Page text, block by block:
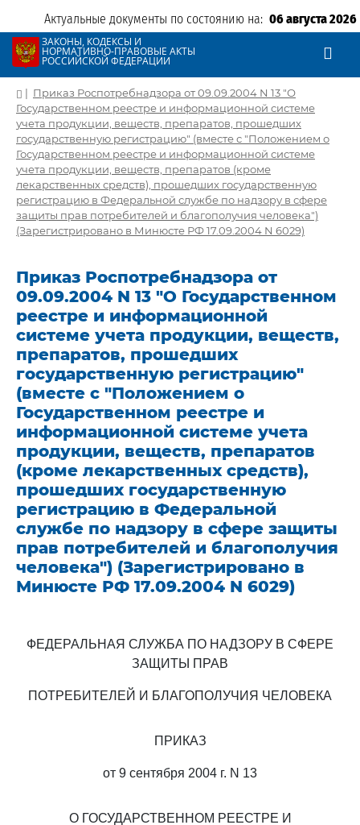
Актуальные документы по состоянию на: 06 августа 2026
ЗАКОНЫ, КОДЕКСЫ И
НОРМАТИВНО-ПРАВОВЫЕ АКТЫ
РОССИЙСКОЙ ФЕДЕРАЦИИ
| Приказ Роспотребнадзора от 09.09.2004 N 13 "О
Государственном реестре и информационной системе
учета продукции, веществ, препаратов, прошедших
государственную регистрацию" (вместе с "Положением о
Государственном реестре и информационной системе
учета продукции, веществ, препаратов (кроме
лекарственных средств), прошедших государственную
регистрацию в Федеральной службе по надзору в сфере
защиты прав потребителей и благополучия человека")
(Зарегистрировано в Минюсте РФ 17.09.2004 N 6029)
Приказ Роспотребнадзора от
09.09.2004 N 13 "О Государственном
реестре и информационной
системе учета продукции, веществ,
препаратов, прошедших
государственную регистрацию"
(вместе с "Положением о
Государственном реестре и
информационной системе учета
продукции, веществ, препаратов
(кроме лекарственных средств),
прошедших государственную
регистрацию в Федеральной
службе по надзору в сфере защиты
прав потребителей и благополучия
человека") (Зарегистрировано в
Минюсте РФ 17.09.2004 N 6029)
ФЕДЕРАЛЬНАЯ СЛУЖБА ПО НАДЗОРУ В СФЕРЕ
ЗАЩИТЫ ПРАВ
ПОТРЕБИТЕЛЕЙ И БЛАГОПОЛУЧИЯ ЧЕЛОВЕКА
ПРИКАЗ
от 9 сентября 2004 г. N 13
О ГОСУДАРСТВЕННОМ РЕЕСТРЕ И